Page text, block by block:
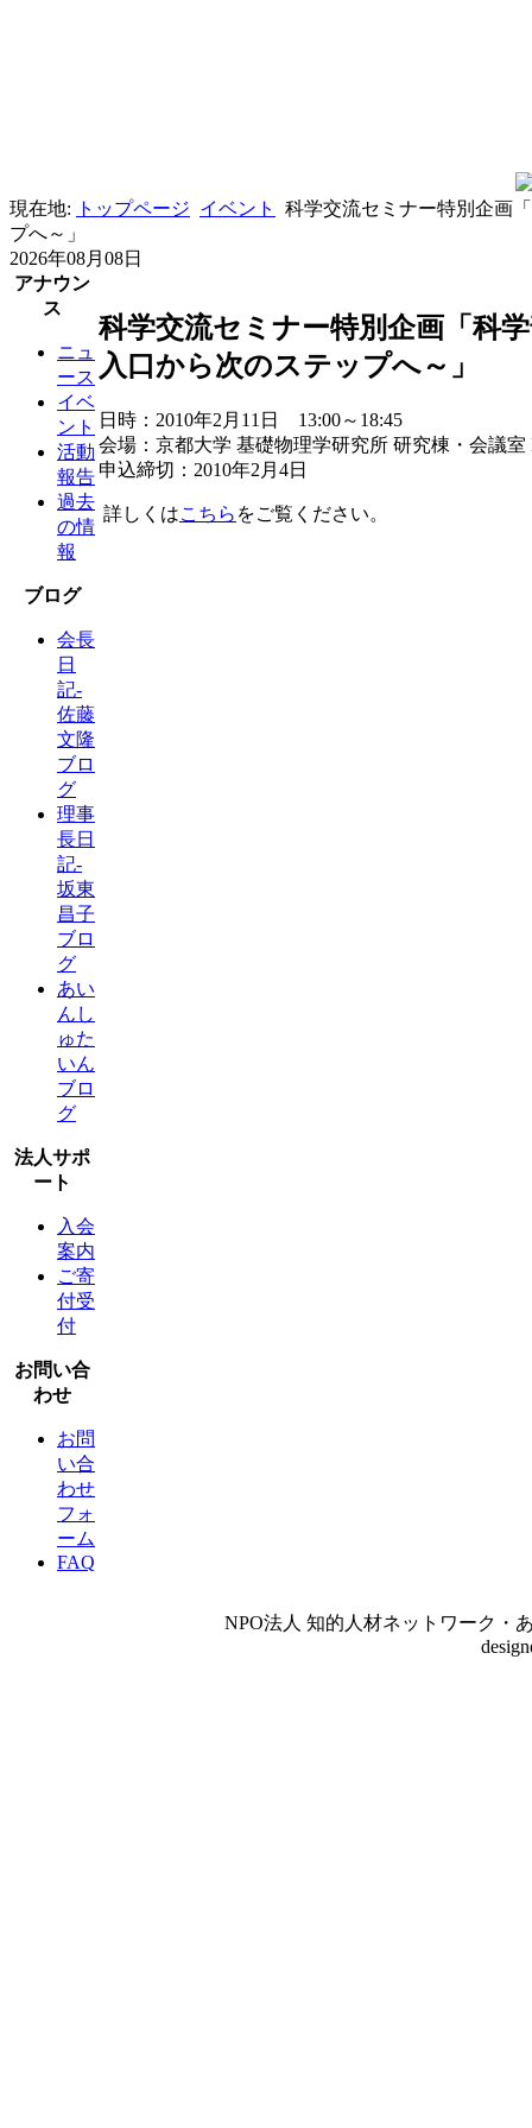
現在地: トップページ イベント
科学交流セミナー特別企画
プへ～」
2026年08月08日
アナウン
ス
ニュ
ース
イベ
ント
活動
報告
過去
の情
報
ブログ
会長
日
記-
佐藤
文隆
ブロ
グ
理事
長日
記-
坂東
昌子
ブロ
グ
あい
んし
ゅた
いん
ブロ
グ
法人サポ
ート
入会
案内
ご寄
付受
付
お問い合
わせ
お問
い合
わせ
フォ
ーム
FAQ
科学交流セミナー特別企画「科
入口から次のステップへ～」
日時：2010年2月11日 13:00～18:45
会場：京都大学 基礎物理学研究所 研究棟・会議室
申込締切：2010年2月4日
詳しくはこちら をご覧ください。
NPO法人 知的人材ネットワーク・